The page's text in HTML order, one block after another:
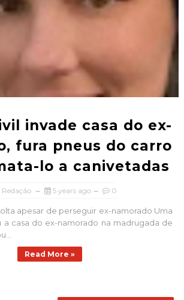
invade casa do ex-
fura pneus do carro
lo a canivetadas
Redação 5 years ago 0
apesar de perseguir ex-namorado Uma
a casa do ex-namorado na madrugada de
Read More »